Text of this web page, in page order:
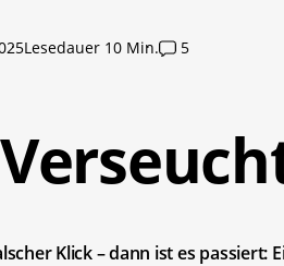
Lesedauer 10 Min. 5
Klick – dann ist es passiert: